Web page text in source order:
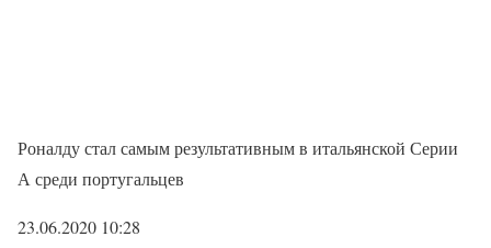
Роналду стал самым результативным в итальянской Серии
А среди португальцев
23.06.2020 10:28